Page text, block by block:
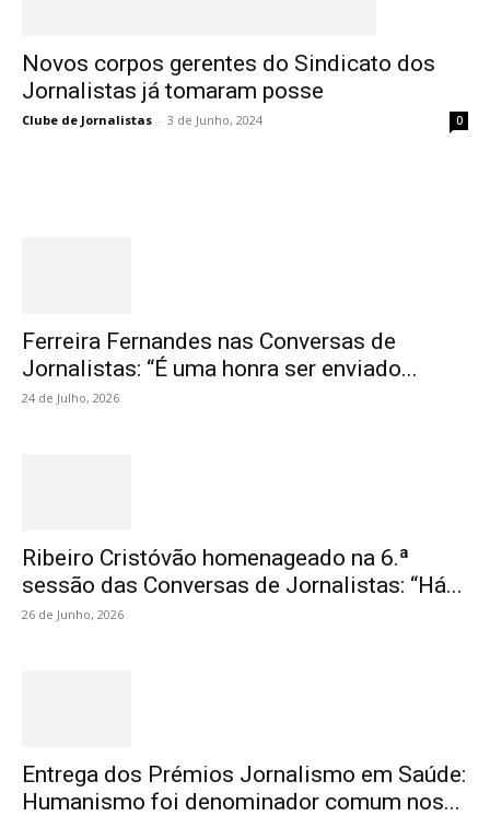
Novos corpos gerentes do Sindicato dos
Jornalistas já tomaram posse
Clube de Jornalistas - 3 de Junho, 2024 0
Ferreira Fernandes nas Conversas de
Jornalistas: “É uma honra ser enviado...
24 de Julho, 2026
Ribeiro Cristóvão homenageado na 6.ª
sessão das Conversas de Jornalistas: “Há...
26 de Junho, 2026
Entrega dos Prémios Jornalismo em Saúde:
Humanismo foi denominador comum nos...